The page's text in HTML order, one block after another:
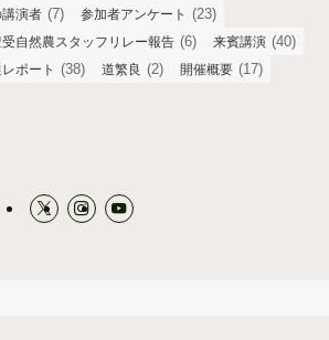
演者 (7) 参加者アンケート (23)
受自然農スタッフリレー報告 (6) 来賓講演 (40)
ポート (38) 道繁良 (2) 開催概要 (17)